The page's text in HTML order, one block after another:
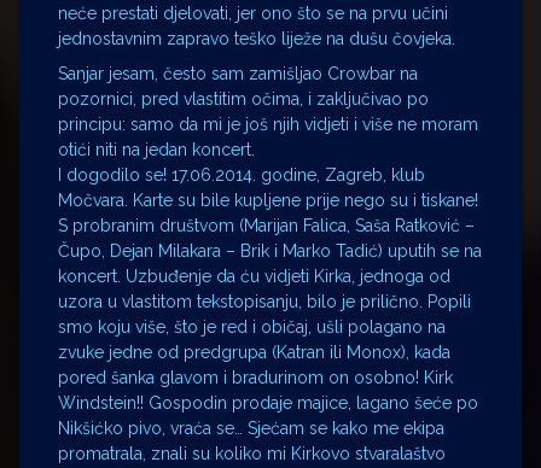
neće prestati djelovati, jer ono što se na prvu učini
jednostavnim zapravo teško liježe na dušu čovjeka.
Sanjar jesam, često sam zamišljao Crowbar na
pozornici, pred vlastitim očima, i zaključivao po
principu: samo da mi je još njih vidjeti i više ne moram
otići niti na jedan koncert.
I dogodilo se! 17.06.2014. godine, Zagreb, klub
Močvara. Karte su bile kupljene prije nego su i tiskane!
S probranim društvom (Marijan Falica, Saša Ratković –
Čupo, Dejan Milakara – Brik i Marko Tadić) uputih se na
koncert. Uzbuđenje da ću vidjeti Kirka, jednoga od
uzora u vlastitom tekstopisanju, bilo je prilično. Popili
smo koju više, što je red i običaj, ušli polagano na
zvuke jedne od predgrupa (Katran ili Monox), kada
pored šanka glavom i bradurinom on osobno! Kirk
Windstein!! Gospodin prodaje majice, lagano šeće po
Nikšićko pivo, vraća se… Sjećam se kako me ekipa
promatrala, znali su koliko mi Kirkovo stvaralaštvo